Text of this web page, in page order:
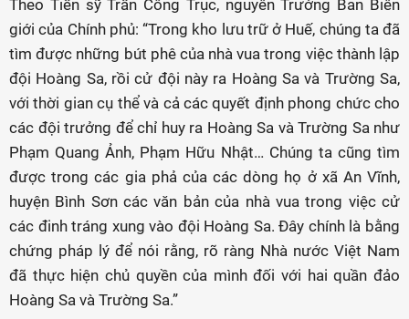
Theo Tiến sỹ Trần Công Trục, nguyên Trưởng Ban Biên
giới của Chính phủ: “Trong kho lưu trữ ở Huế, chúng ta đã
tìm được những bút phê của nhà vua trong việc thành lập
đội Hoàng Sa, rồi cử đội này ra Hoàng Sa và Trường Sa,
với thời gian cụ thể và cả các quyết định phong chức cho
các đội trưởng để chỉ huy ra Hoàng Sa và Trường Sa như
Phạm Quang Ảnh, Phạm Hữu Nhật… Chúng ta cũng tìm
được trong các gia phả của các dòng họ ở xã An Vĩnh,
huyện Bình Sơn các văn bản của nhà vua trong việc cử
các đinh tráng xung vào đội Hoàng Sa. Đây chính là bằng
chứng pháp lý để nói rằng, rõ ràng Nhà nước Việt Nam
đã thực hiện chủ quyền của mình đối với hai quần đảo
Hoàng Sa và Trường Sa.”